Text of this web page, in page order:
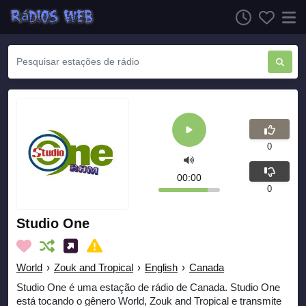
Studio One
World › Zouk and Tropical › English › Canada
Studio One é uma estação de rádio de Canada. Studio One
está tocando o gênero World, Zouk and Tropical e transmite
00:00
0
0